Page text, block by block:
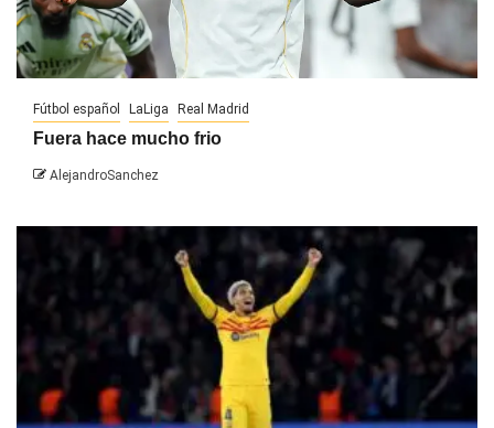
Fútbol español LaLiga Real Madrid
Fuera hace mucho frio
AlejandroSanchez